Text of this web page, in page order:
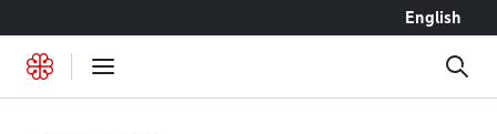
English